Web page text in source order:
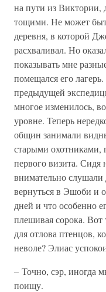
на пути из Виктории,
тощими. Не может
деревня, в которой
расхваливал. Но
показывать мне
помещался его
предыдущей
многое изменилось,
уровне. Теперь
общин занимали
старыми
первого визита. Сидя
внимательно
вернуться в Эшоби и
дней и что особенно
плешивая сорока. Вот
для отлова птенцов,
неволе? Элиас
– Точно, сэр, иногда
поищу.